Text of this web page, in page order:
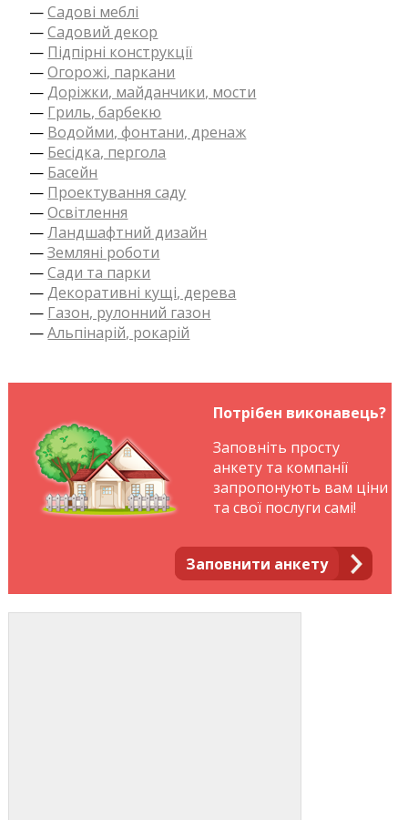
—Садові меблі
—Садовий декор
— Підпірні конструкції
—Огорожі, паркани
—Доріжки, майданчики, мости
— Гриль, барбекю
— Водойми, фонтани, дренаж
— Бесідка, пергола
— Басейн
— Проектування саду
—Освітлення
—Ландшафтний дизайн
—Земляні роботи
—Сади та парки
—Декоративні кущі, дерева
— Газон, рулонний газон
—Альпінарій, рокарій
Потрібен виконавець?
Заповнити анкету
Заповніть просту
анкету та компанії
запропонують вам ціни
та свої послуги самі!